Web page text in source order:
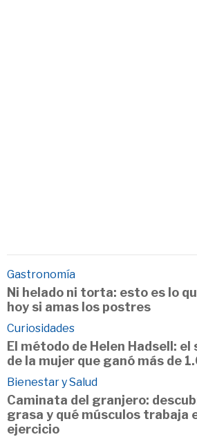
Gastronomía
Ni helado ni torta: esto es lo
hoy si amas los postres
Curiosidades
El método de Helen Hadsell:
de la mujer que ganó más de
Bienestar y Salud
Caminata del granjero:
grasa y qué músculos trabaja
ejercicio